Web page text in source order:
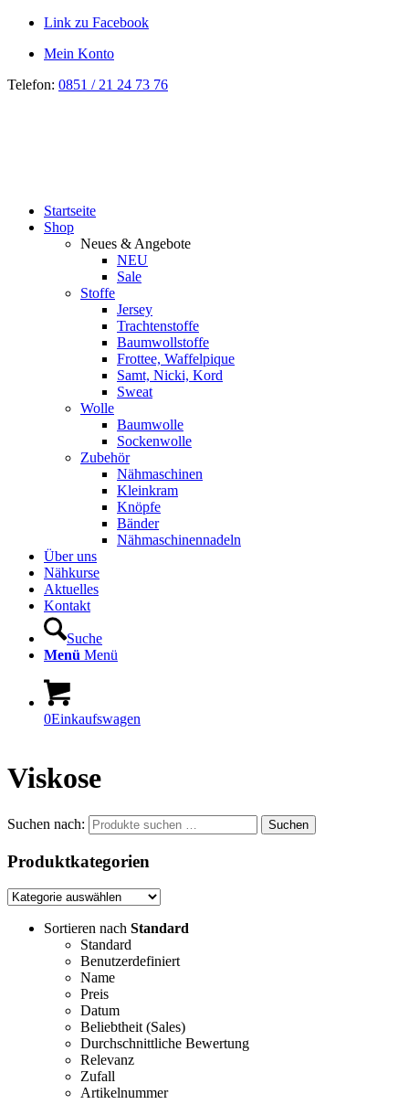
Link zu Facebook
Mein Konto
Telefon: 0851 / 21 24 73 76
Startseite
Shop
Neues & Angebote
NEU
Sale
Stoffe
Jersey
Trachtenstoffe
Baumwollstoffe
Frottee, Waffelpique
Samt, Nicki, Kord
Sweat
Wolle
Baumwolle
Sockenwolle
Zubehör
Nähmaschinen
Kleinkram
Knöpfe
Bänder
Nähmaschinennadeln
Über uns
Nähkurse
Aktuelles
Kontakt
Suche
Menü Menü
0Einkaufswagen
Viskose
Sortieren nach Standard
Standard
Benutzerdefiniert
Name
Preis
Datum
Beliebtheit (Sales)
Durchschnittliche Bewertung
Relevanz
Zufall
Artikelnummer
Suchen nach: Suchen
Produktkategorien